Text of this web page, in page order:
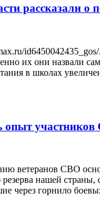
рассказали
их они назвали
в школах
опыт
ветеранов СВО
нашей
через горнило